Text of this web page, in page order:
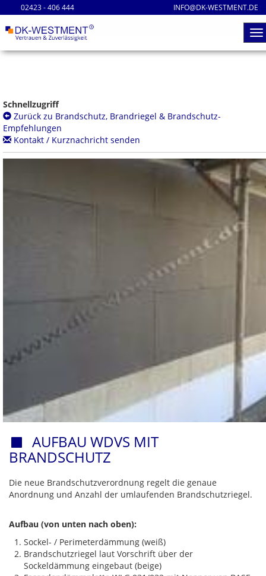
02423 - 406 444 INFO@DK-WESTMENT.DE
Schnellzugriff
Zurück zu Brandschutz, Brandriegel & Brandschutz-
Empfehlungen
Kontakt / Kurznachricht senden
AUFBAU WDVS MIT
BRANDSCHUTZ
Die neue Brandschutzverordnung regelt die genaue
Anordnung und Anzahl der umlaufenden Brandschutzriegel.
Aufbau (von unten nach oben):
Sockel- / Perimeterdämmung (weiß)
Brandschutzriegel laut Vorschrift über der
Sockeldämmung eingebaut (beige)